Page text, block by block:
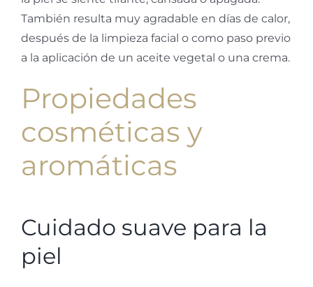
También resulta muy agradable en días de calor,
después de la limpieza facial o como paso previo
a la aplicación de un aceite vegetal o una crema.
Propiedades
cosméticas y
aromáticas
Cuidado suave para la
piel